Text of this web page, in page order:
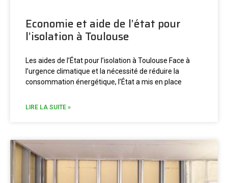
Economie et aide de l’état pour
l’isolation à Toulouse
Les aides de l’État pour l’isolation à Toulouse Face à
l’urgence climatique et la nécessité de réduire la
consommation énergétique, l’État a mis en place
LIRE LA SUITE »